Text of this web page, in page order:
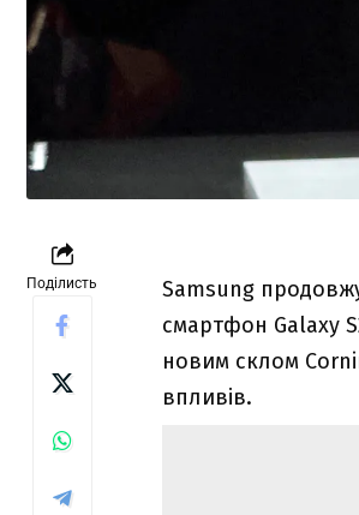
Поділисть
Samsung
смартфон Galaxy
новим склом
впливів.